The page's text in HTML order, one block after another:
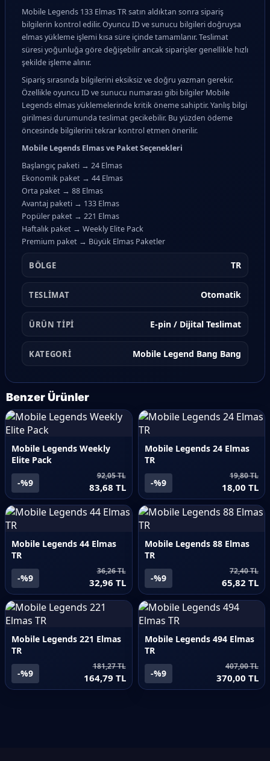
Mobile Legends 133 Elmas TR satın aldıktan sonra sipariş
bilgilerin kontrol edilir. Oyuncu ID ve sunucu bilgileri doğruysa
elmas yükleme işlemi kısa süre içinde tamamlanır. Teslimat
süresi yoğunluğa göre değişebilir ancak siparişler genellikle hızlı
şekilde işleme alınır.
Sipariş sırasında bilgilerini eksiksiz ve doğru yazman gerekir.
Özellikle oyuncu ID ve sunucu numarası gibi bilgiler Mobile
Legends elmas yüklemelerinde kritik öneme sahiptir. Yanlış bilgi
girilmesi durumunda teslimat gecikebilir. Bu yüzden ödeme
öncesinde bilgilerini tekrar kontrol etmen önerilir.
Mobile Legends Elmas ve Paket Seçenekleri
Başlangıç paketi → 24 Elmas
Ekonomik paket → 44 Elmas
Orta paket → 88 Elmas
Avantaj paketi → 133 Elmas
Popüler paket → 221 Elmas
Haftalık paket → Weekly Elite Pack
Premium paket → Büyük Elmas Paketler
BÖLGE TR
TESLIMAT Otomatik
ÜRÜN TIPI E-pin / Dijital Teslimat
KATEGORI Mobile Legend Bang Bang
Benzer Ürünler
Mobile Legends Weekly
Elite Pack
-%9
92,05 TL
83,68 TL
Mobile Legends 24 Elmas
TR
-%9
19,80 TL
18,00 TL
Mobile Legends 44 Elmas
TR
-%9
36,26 TL
32,96 TL
Mobile Legends 88 Elmas
TR
-%9
72,40 TL
65,82 TL
Mobile Legends 221 Elmas
TR
-%9
181,27 TL
164,79 TL
Mobile Legends 494 Elmas
TR
-%9
407,00 TL
370,00 TL